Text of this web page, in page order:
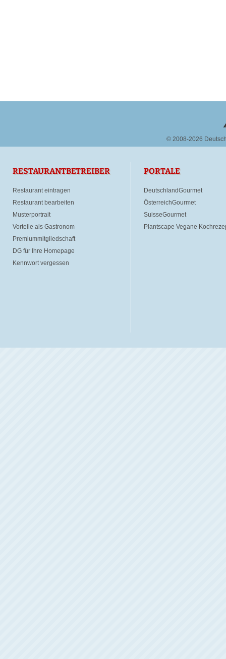
© 2008-2026
RESTAURANTBETREIBER
Restaurant eintragen
Restaurant bearbeiten
Musterportrait
Vorteile als Gastronom
Premiummitgliedschaft
DG für Ihre Homepage
Kennwort vergessen
PORTALE
DeutschlandGourmet
ÖsterreichGourmet
SuisseGourmet
Plantscape Vegane